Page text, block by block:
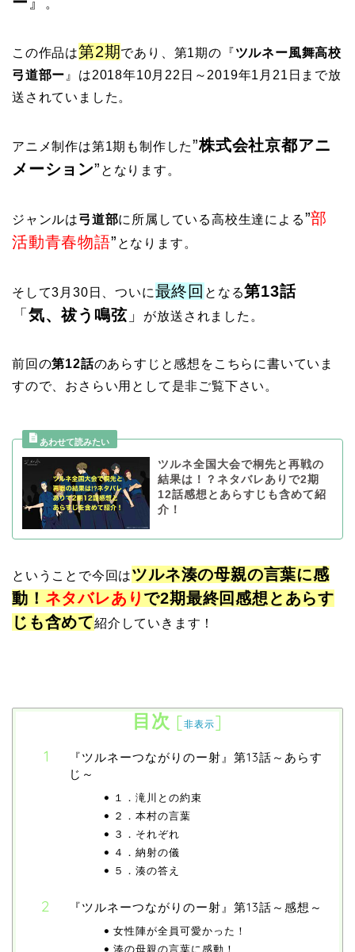
。
この作品は第2期であり、第1期の『ツルネー風舞高校
弓道部ー 』は2018年10月22日～2019年1月21日まで放
送されていました。
アニメ制作は第1期も制作した”株式会社京都アニ
メーション” となります。
ジャンルは弓道部に所属している高校生達による”部
活動青春物語” となります。
そして3月30日、ついに最終回 となる第13話
「 気、祓う鳴弦」 が放送されました。
前回の第12話のあらすじと感想をこちらに書いていま
すので、おさらい用として是非ご覧下さい。
ツルネ全国大会で桐先と再戦の
結果は！？ネタバレありで2期
12話感想とあらすじも含めて紹
介！
ということで今回はツルネ湊の母親の言葉に感
動！ ネタバレあり で2期最終回感想とあらす
じも含めて紹介していきます！
目次 [非表示]
『ツルネーつながりのー射』第13話～あらす
じ～
１．滝川との約束
２．本村の言葉
３．それぞれ
４．納射の儀
５．湊の答え
『ツルネーつながりのー射』第13話～感想～
女性陣が全員可愛かった！
湊の母親の言葉に感動！